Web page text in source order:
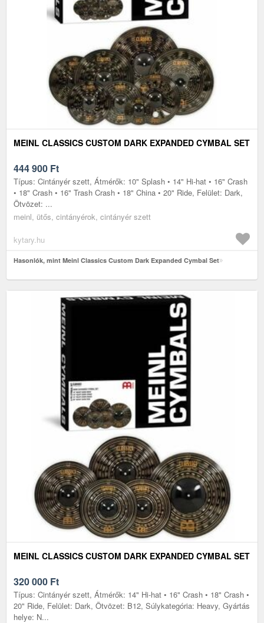
MEINL CLASSICS CUSTOM DARK EXPANDED CYMBAL SET
444 900 Ft
Típus: Cintányér szett, Átmérők: 10" Splash • 14" Hi-hat • 16" Crash
• 18" Crash • 16" Trash Crash • 18" China • 20" Ride, Felület: Dark,
Ötvözet: ...
meinl, ütős, cintányérok, cintányér szett
kytary.hu
Hasonlók, mint Meinl Classics Custom Dark Expanded Cymbal Set
MEINL CLASSICS CUSTOM DARK EXPANDED CYMBAL SET
320 000 Ft
Típus: Cintányér szett, Átmérők: 14" Hi-hat • 16" Crash • 18" Crash •
20" Ride, Felület: Dark, Ötvözet: B12, Súlykategória: Heavy, Gyártás
helye: N...